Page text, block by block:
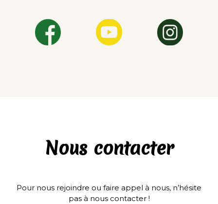
Nous contacter
Pour nous rejoindre ou faire appel à nous, n’hésite
pas à nous contacter !